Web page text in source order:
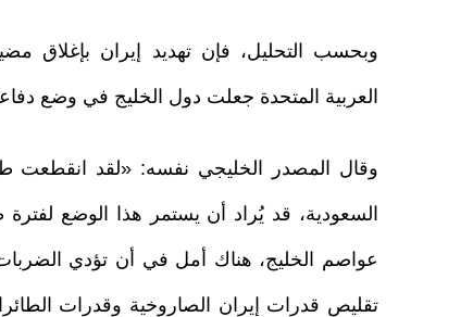
وبحسب التحليل، فإن تهديد إيران بإغلاق
العربية المتحدة جعلت دول الخليج في وضع
وقال المصدر الخليجي نفسه: «لقد انقطعت
السعودية، قد يُراد أن يستمر هذا الوضع
عواصم الخليج، هناك أمل في أن تؤدي الضربات
تقليص قدرات إيران الصاروخية وقدرات